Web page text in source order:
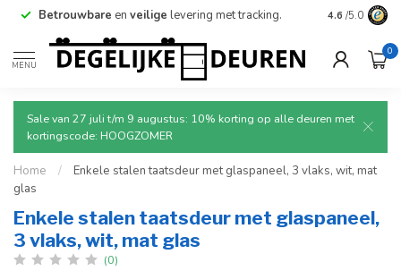
Betrouwbare en veilige levering met tracking. 4.6 /5.0
MENU
0
Sale van 27 juli t/m 9 augustus: 10% korting op alle deuren met
kortingscode: HOOGZOMER
Home /
Enkele stalen taatsdeur met glaspaneel, 3 vlaks, wit, mat
glas
Enkele stalen taatsdeur met glaspaneel,
3 vlaks, wit, mat glas
(0)